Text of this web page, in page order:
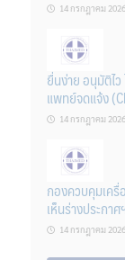
14 กรกฎาคม 2026
ยื่นง่าย อนุมัติไ
แพทย์จดแจ้ง
14 กรกฎาคม 2026
กองควบคุมเค
เห็นร่างประกาศฯ
14 กรกฎาคม 2026